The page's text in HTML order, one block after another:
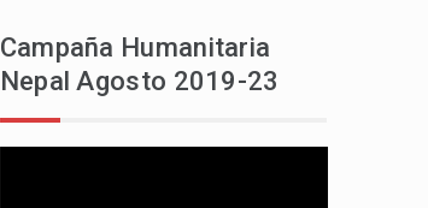
Campaña Humanitaria
Nepal Agosto 2019-23